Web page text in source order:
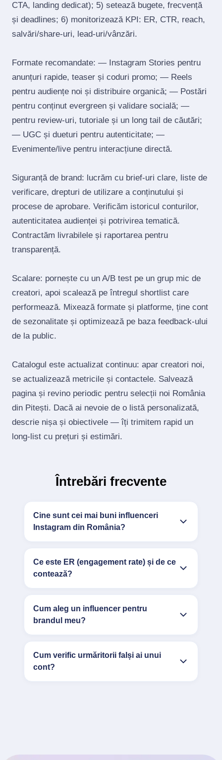
CTA, landing dedicat); 5) setează bugete, frecvență
și deadlines; 6) monitorizează KPI: ER, CTR, reach,
salvări/share‑uri, lead‑uri/vânzări.
Formate recomandate: — Instagram Stories pentru
anunțuri rapide, teaser și coduri promo; — Reels
pentru audiențe noi și distribuire organică; — Postări
pentru conținut evergreen și validare socială; —
pentru review‑uri, tutoriale și un long tail de căutări;
— UGC și dueturi pentru autenticitate; —
Evenimente/live pentru interacțiune directă.
Siguranță de brand: lucrăm cu brief‑uri clare, liste de
verificare, drepturi de utilizare a conținutului și
procese de aprobare. Verificăm istoricul conturilor,
autenticitatea audienței și potrivirea tematică.
Contractăm livrabilele și raportarea pentru
transparență.
Scalare: pornește cu un A/B test pe un grup mic de
creatori, apoi scalează pe întregul shortlist care
performează. Mixează formate și platforme, ține cont
de sezonalitate și optimizează pe baza feedback‑ului
de la public.
Catalogul este actualizat continuu: apar creatori noi,
se actualizează metricile și contactele. Salvează
pagina și revino periodic pentru selecții noi România
din Pitești. Dacă ai nevoie de o listă personalizată,
descrie nișa și obiectivele — îți trimitem rapid un
long‑list cu prețuri și estimări.
Întrebări frecvente
Cine sunt cei mai buni influenceri
Instagram din România?
Ce este ER (engagement rate) și de ce
contează?
Cum aleg un influencer pentru
brandul meu?
Cum verific urmăritorii falși ai unui
cont?